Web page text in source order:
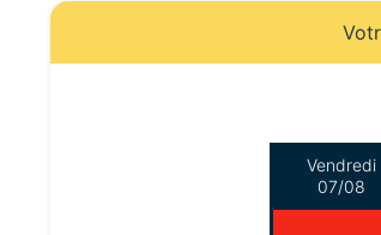
Vendredi
07/08